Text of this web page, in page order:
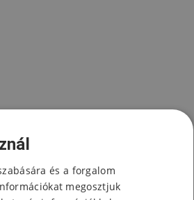
és a forgalom
megosztjuk